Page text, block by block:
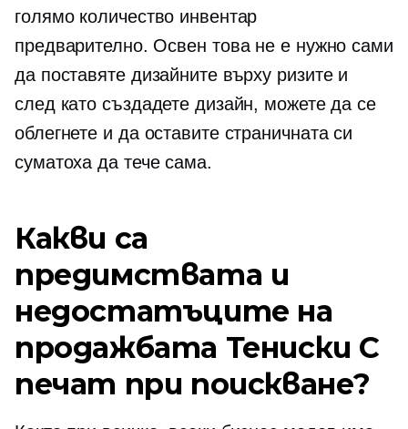
голямо количество инвентар
предварително. Освен това не е нужно сами
да поставяте дизайните върху ризите и
след като създадете дизайн, можете да се
облегнете и да оставите страничната си
суматоха да тече сама.
Какви са
предимствата и
недостатъците на
продажбата Тениски С
печат при поискване?